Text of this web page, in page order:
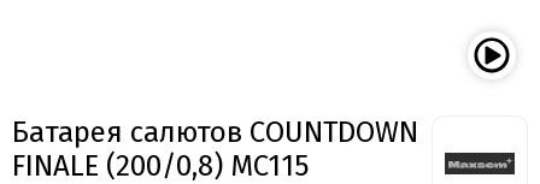
Бомбардир
УПЗ
Батарея салютов COUNTDOWN
FINALE (200/0,8) MC115